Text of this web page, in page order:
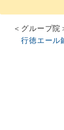
＜グループ
行徳エール